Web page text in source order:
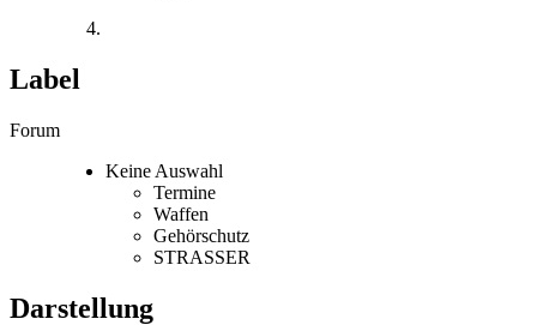
Label
Forum
Keine Auswahl
Termine
Waffen
Gehörschutz
STRASSER
Darstellung